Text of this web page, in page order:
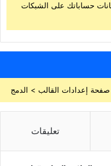
حساباتك على الشبكات
تعليقات